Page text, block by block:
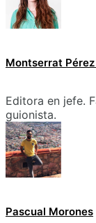
Montserrat
Editora en jefe.
guionista.
Pascual Morones